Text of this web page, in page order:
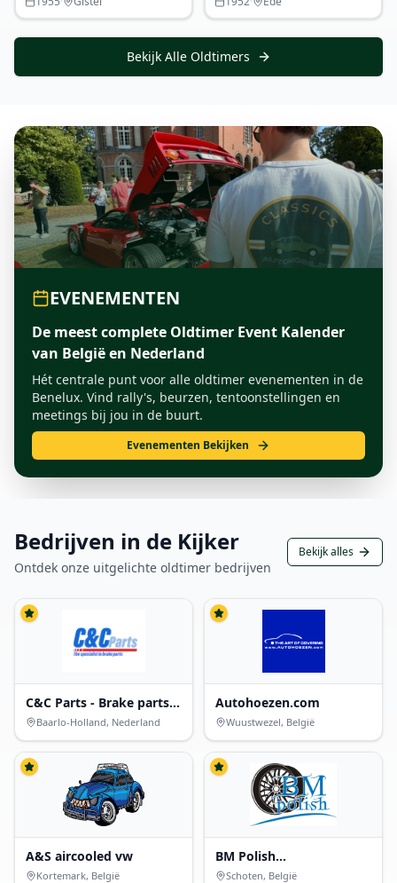
Bekijk Alle Oldtimers
EVENEMENTEN
De meest complete Oldtimer Event Kalender
van België en Nederland
Hét centrale punt voor alle oldtimer evenementen in de
Benelux. Vind rally's, beurzen, tentoonstellingen en
meetings bij jou in de buurt.
Evenementen Bekijken
Bedrijven in de Kijker
Ontdek onze uitgelichte oldtimer bedrijven
Bekijk alles
C&C Parts - Brake parts
specialist
Baarlo-Holland, Nederland
Autohoezen.com
Wuustwezel, België
A&S aircooled vw
Kortemark, België
BM Polish
Velgherstelbedrijf
Schoten, België